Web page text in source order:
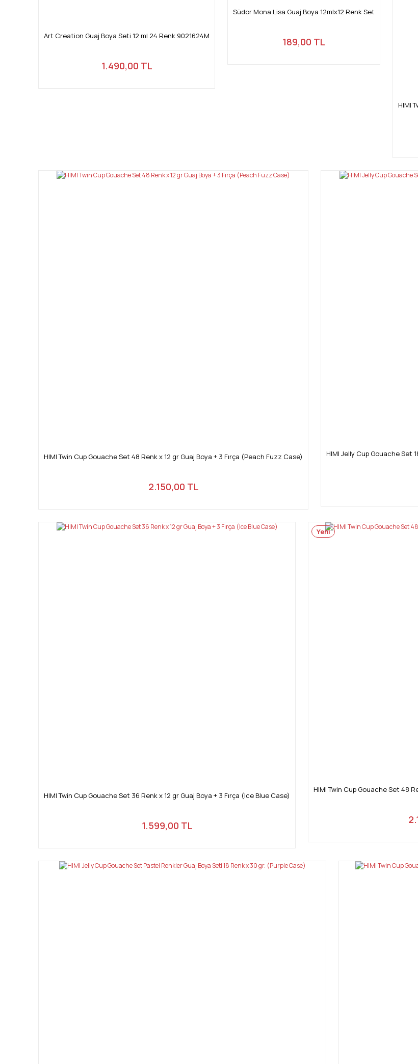
Art Creation Guaj Boya Seti 12 ml 24 Renk 9021624M
1.490,00 TL
Südor Mona Lisa Guaj Boya 12mlx12 Renk Set
189,00 TL
HIMI
HIMI Twin Cup Gouache Set 48 Renk x 12 gr Guaj Boya + 3 Fırça (Peach Fuzz Case)
2.150,00 TL
HIMI Jelly Cup Gouache Set
HIMI Twin Cup Gouache Set 36 Renk x 12 gr Guaj Boya + 3 Fırça (Ice Blue Case)
1.599,00 TL
Yeni
HIMI Twin Cup Gouache Set 48